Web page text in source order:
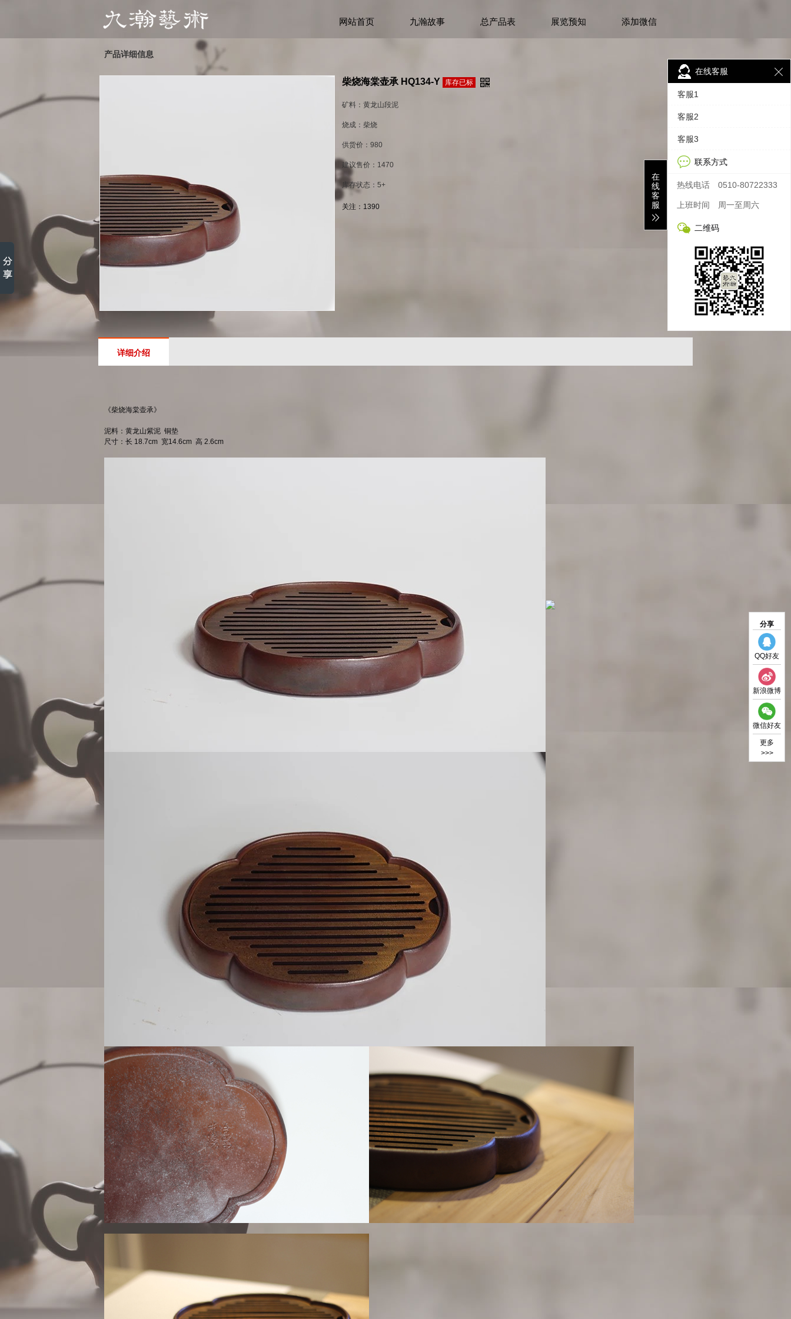
网站首页 九瀚故事 总产品表 展览预知 添加微信
产品详细信息
柴烧海棠壶承 HQ134-Y 库存已标
矿料：黄龙山段泥
烧成：柴烧
供货价：980
建议售价：1470
库存状态：5+
关注： 1390
详细介绍
《柴烧海棠壶承》
泥料：黄龙山紫泥 铜垫
尺寸：长 18.7cm 宽14.6cm 高 2.6cm
分享
QQ好友
新浪微博
微信好友
更多
>>>
在线客服
客服1
客服2
客服3
联系方式
热线电话 0510-80722333
上班时间 周一至周六
二维码
在
线
客
服